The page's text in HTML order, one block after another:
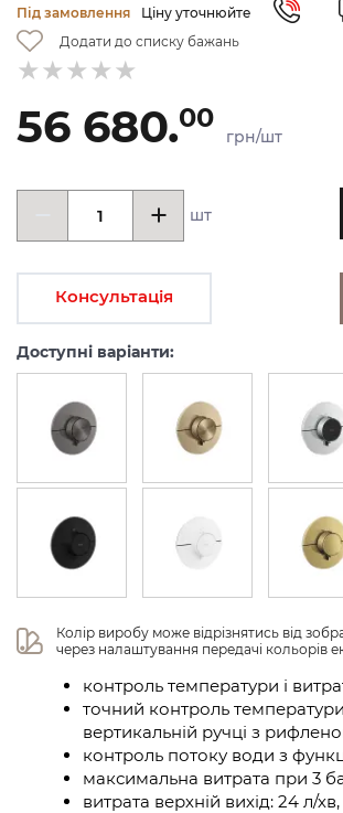
Під замовлення
Ціну уточнюйте
Додати до списку бажань
56 680.00
грн/шт
шт
Консультація
Доступні варіанти:
Колір виробу може відрізнятись від
через налаштування передачі кольорів
контроль температури і
точний контроль
вертикальній ручці з
контроль потоку води з
максимальна витрата при 3
витрата верхній вихід: 24 л/хв,